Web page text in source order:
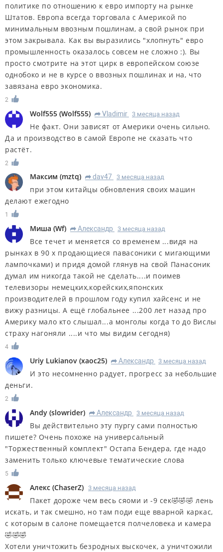
политике по отношению к евро импорту на рынке
Штатов. Европа всегда торговала с Америкой по
минимальным ввозным пошлинам, а свой рынок при
этом закрывала. Как вы выразились "хлопнуть" евро
промышленность оказалось совсем не сложно :). Вы
просто смотрите на этот цирк в европейском союзе
однобоко и не в курсе о ввозных пошлинах и на, что
завязана евро экономика.
2
Wolf555 (Wolf555) R Vladimir 3 месяца назад
Не факт. Они зависят от Америки очень сильно.
Да и производство в самой Европе не сказать что
растёт.
2
Максим (mztq) R dav47 3 месяца назад
при этом китайцы обновления своих машин
делают ежегодно
1
Миша (Wf) R Александр 3 месяца назад
Все течет и меняется со временем ...видя на
рынках в 90 х продающиеся павасоники с мигающими
лампочками) и придя домой глянув на свой Панасоник
думал им никогда такой не сделать....и поимев
телевизоры немецких,корейских,японских
производителей в прошлом году купил хайсенс и не
вижу разницы. А ещё глобальнее ...200 лет назад про
Америку мало кто слышал...а монголы когда то до Вислы
страху нагоняли ....и что мы видим сегодня)
4
Uriy Lukianov (xaoc25) R Александр 3 месяца назад
И это несомненно радует, прогресс за небольшие
деньги.
2
Andy (slowrider) R Александр 3 месяца назад
Вы действительно эту пургу сами полностью
пишете? Очень похоже на универсальный
"Торжественный комплект" Остапа Бендера, где надо
заменить только ключевые тематические слова
5
Алекс (ChaserZ) 3 месяца назад
Пакет дороже чем весь сяоми и -9 сек🤣🤣🤣 лень
искать, и так смешно, но там поди еще вварной каркас,
с которым в салоне помещается полчеловека и камера
🤣🤣🤣
Хотели уничтожить безродных выскочек, а уничтожили